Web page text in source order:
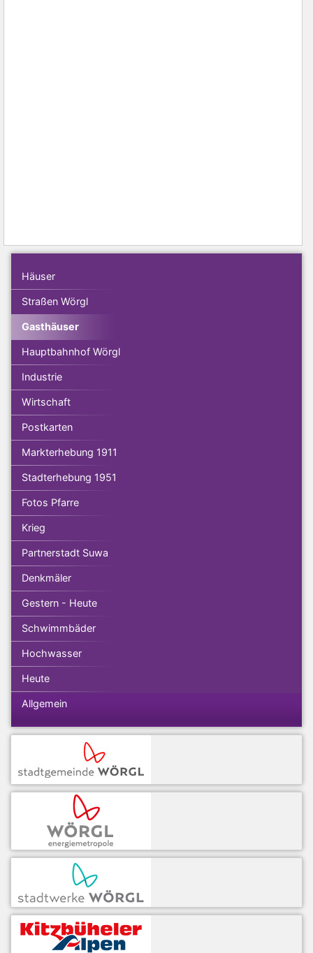
Häuser
Straßen Wörgl
Gasthäuser
Hauptbahnhof Wörgl
Industrie
Wirtschaft
Postkarten
Markterhebung 1911
Stadterhebung 1951
Fotos Pfarre
Krieg
Partnerstadt Suwa
Denkmäler
Gestern - Heute
Schwimmbäder
Hochwasser
Heute
Allgemein